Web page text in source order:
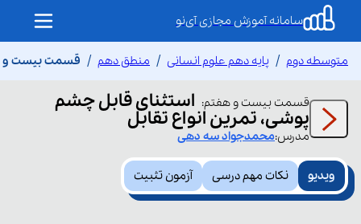
سامانه آموزش مجازی آی‌نو
متوسطه دوم پایه دهم علوم انسانی منطق دهم قسمت بیست و
قسمت بیست و هفتم: استثنای قابل چشم
پوشی، تمرین انواع تقابل
مدرس:محمدجوادسه دهی
ویدیو نکات مهم درسی آزمون تثبیت